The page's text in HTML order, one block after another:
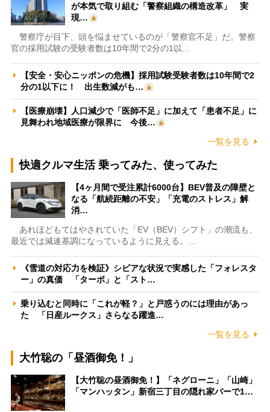
が本気で取り組む「警察組織の構造改革」 実
現…
警察庁が目下、頭を悩ませているのが「警察官不足」だ。警察
官の採用試験の受験者数は10年間で2分の1以…
【安全・安心ニッポンの危機】採用試験受験者数は10年間で2
分の1以下に！ 出生数減がも…
【医療崩壊】人口減少で「医師不足」に加えて「患者不足」に
見舞われ地域医療が限界に 今後…
一覧を見る
快適クルマ生活 乗ってみた、使ってみた
【4ヶ月間で受注累計6000台】BEV普及の障壁と
なる「航続距離の不安」「充電のストレス」解
消…
あれほどもてはやされていた「EV（BEV）シフト」の潮流も、
最近では減速基調になっているように見える。…
《雪道の対応力を検証》シビアな状況で実感した「フォレスタ
ー」の真価 「ターボ」と「スト…
乗り込むと同時に「これが軽？」と戸惑うのには理由があっ
た 「日産ルークス」さらなる躍進…
一覧を見る
大竹聡の「昼酒御免！」
【大竹聡の昼酒御免！】「ネグローニ」「山崎」
「マンハッタン」新宿三丁目の隠れ家バーで1…